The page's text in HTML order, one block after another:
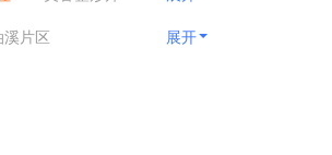
设计创意
溪片区
展开